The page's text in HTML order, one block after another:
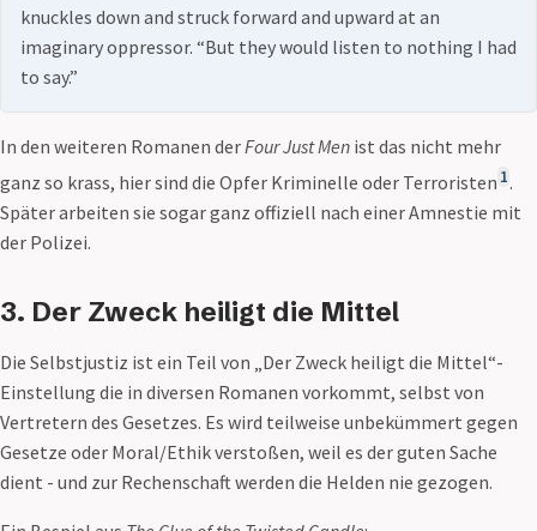
knuckles down and struck forward and upward at an
imaginary oppressor. “But they would listen to nothing I had
to say.”
In den weiteren Romanen derFour Just Men ist das nicht mehr
ganz so krass, hier sind die Opfer Kriminelle oder Terroristen 1.
Später arbeiten sie sogar ganz offiziell nach einer Amnestie mit
der Polizei.
3. Der Zweck heiligt die Mittel
Die Selbstjustiz ist ein Teil von „Der Zweck heiligt die Mittel“-
Einstellung die in diversen Romanen vorkommt, selbst von
Vertretern des Gesetzes. Es wird teilweise unbekümmert gegen
Gesetze oder Moral/Ethik verstoßen, weil es der guten Sache
dient - und zur Rechenschaft werden die Helden nie gezogen.